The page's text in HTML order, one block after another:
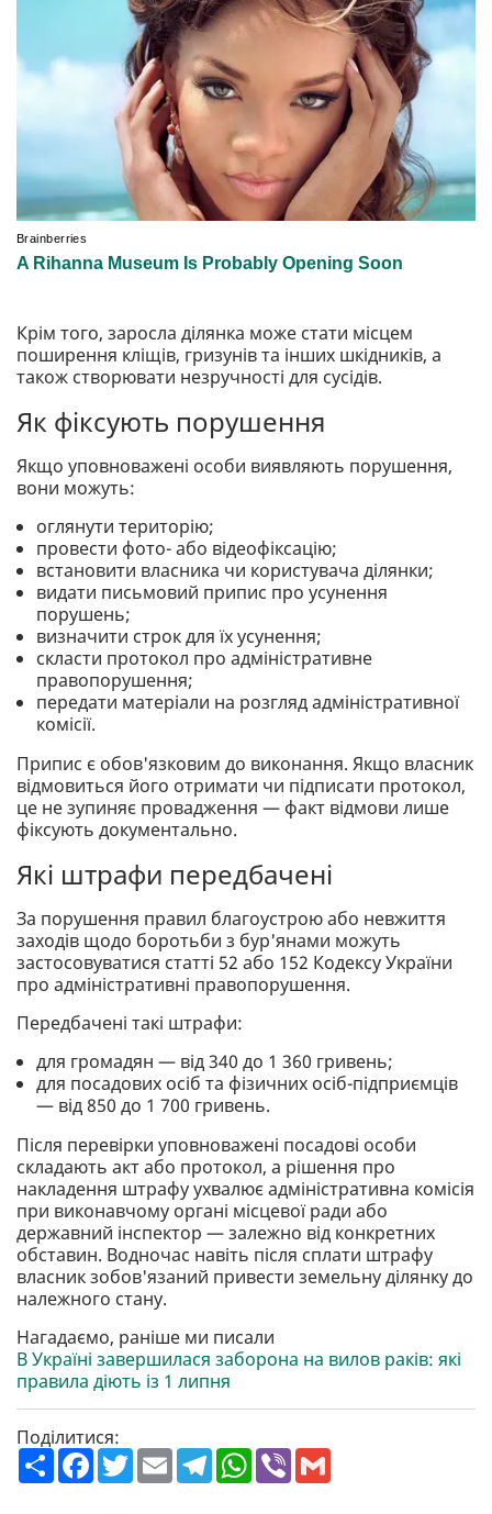
Крім того, заросла ділянка може стати місцем
поширення кліщів, гризунів та інших шкідників, а
також створювати незручності для сусідів.
Як фіксують порушення
Якщо уповноважені особи виявляють порушення,
вони можуть:
оглянути територію;
провести фото- або відеофіксацію;
встановити власника чи користувача ділянки;
видати письмовий припис про усунення
порушень;
визначити строк для їх усунення;
скласти протокол про адміністративне
правопорушення;
передати матеріали на розгляд адміністративної
комісії.
Припис є обов'язковим до виконання. Якщо власник
відмовиться його отримати чи підписати протокол,
це не зупиняє провадження — факт відмови лише
фіксують документально.
Які штрафи передбачені
За порушення правил благоустрою або невжиття
заходів щодо боротьби з бур'янами можуть
застосовуватися статті 52 або 152 Кодексу України
про адміністративні правопорушення.
Передбачені такі штрафи:
для громадян — від 340 до 1 360 гривень;
для посадових осіб та фізичних осіб-підприємців
— від 850 до 1 700 гривень.
Після перевірки уповноважені посадові особи
складають акт або протокол, а рішення про
накладення штрафу ухвалює адміністративна комісія
при виконавчому органі місцевої ради або
державний інспектор — залежно від конкретних
обставин. Водночас навіть після сплати штрафу
власник зобов'язаний привести земельну ділянку до
належного стану.
Нагадаємо, раніше ми писали
В Україні завершилася заборона на вилов раків: які
правила діють із 1 липня
Поділитися:
П
о
ш
F
a
c
T
w
E
m
a
T
e
W
h
a
V
b